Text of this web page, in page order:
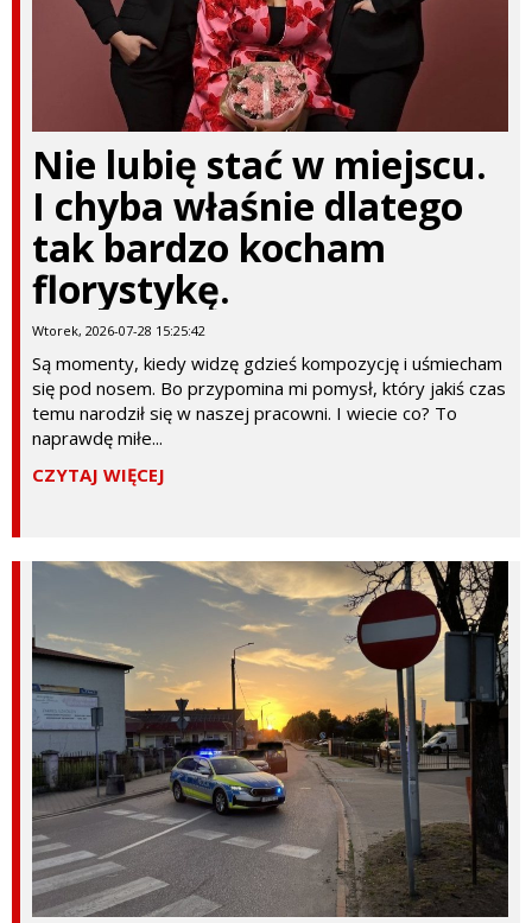
Nie lubię stać w miejscu.
I chyba właśnie dlatego
tak bardzo kocham
florystykę.
Wtorek, 2026-07-28 15:25:42
Są momenty, kiedy widzę gdzieś kompozycję i uśmiecham
się pod nosem. Bo przypomina mi pomysł, który jakiś czas
temu narodził się w naszej pracowni. I wiecie co? To
naprawdę miłe...
CZYTAJ WIĘCEJ